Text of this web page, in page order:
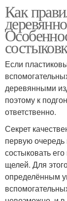
Как
Если
деревянными
поэтому к
ответственно.
Секрет
первую очередь
состыковать
щелей. Для
определённым